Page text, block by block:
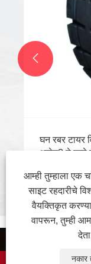
घन रबर टायर
आहेत? ते कसे
अधिक प i हा

आम्ही तुम्हाला एक
साइट रहदारीचे
वैयक्तिकृत
वापरून, तुम्ही
नकार